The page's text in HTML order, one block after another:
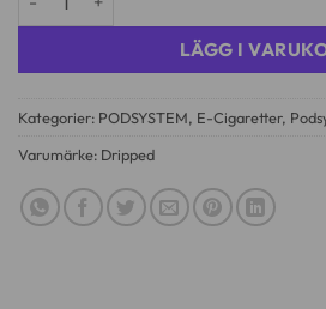
LÄGG I
Kategorier: PODSYSTEM, E-Cigaretter,
Varumärke: Dripped